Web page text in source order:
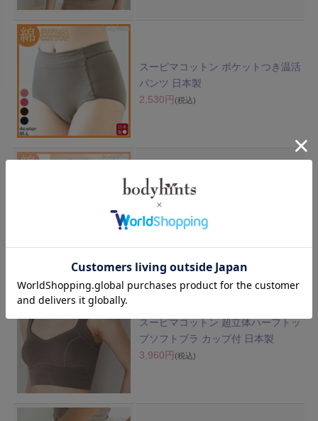
スーピマコットン ポケットつき温活
パンツ 日本製
2,530円 (税込)
綿100% スタンダードショーツ 日本
1,650円(税込)
スーピマコットン 超立体ハーフトッ
プソフトブラ カップ付 日本製
3,960円 (税込)